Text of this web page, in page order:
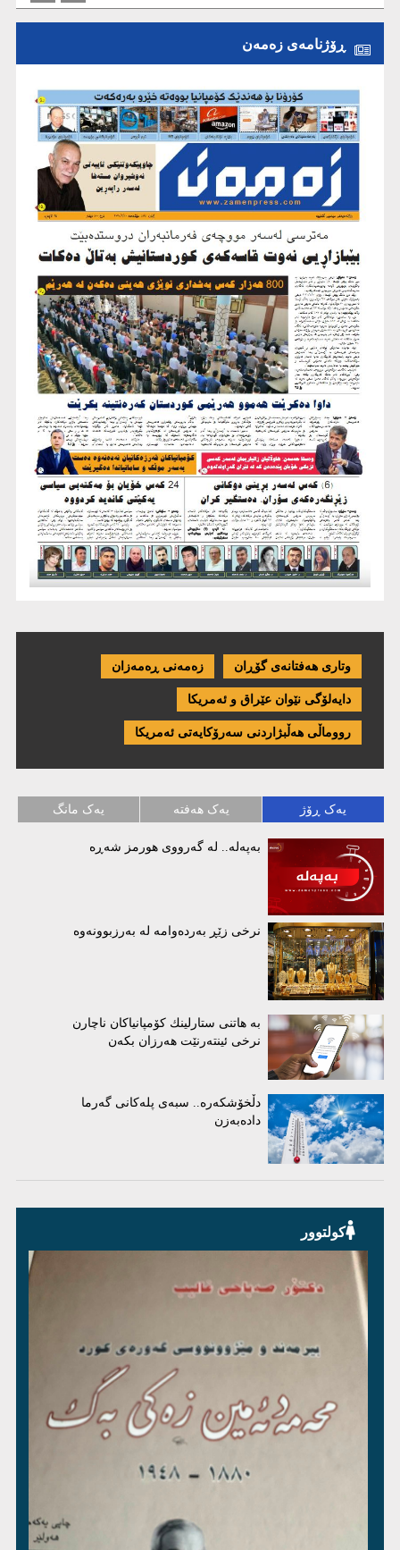
ڕۆژنامەی زەمەن
وتاری هەفتانەی گۆڕان زەمەنی ڕەمەزان
دایەلۆگی نێوان عێراق و ئەمریكا
رووماڵی هەڵبژاردنی سەرۆکایەتی ئەمریکا
یەک ڕۆژ یەک هەفتە یەک مانگ
بەپەلە.. لە گەرووی هورمز شەڕە
نرخی زێڕ بەردەوامە لە بەرزبوونەوە
بە هاتنی ستارلینك كۆمپانیاكان ناچارن
نرخی ئینتەرنێت هەرزان بكەن
دڵخۆشکەرە.. سبەی پلەکانی گەرما
دادەبەزن
کولتوور